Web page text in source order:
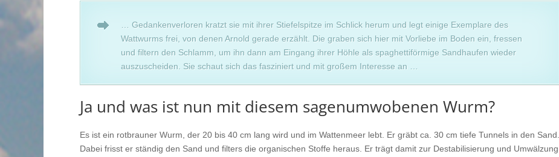
… Gedankenverloren kratzt sie mit ihrer Stiefelspitze im Schlick herum und legt einige Exemplare des
Wattwurms frei, von denen Arnold gerade erzählt. Die graben sich hier mit Vorliebe im Boden ein, fressen
und filtern den Schlamm, um ihn dann am Eingang ihrer Höhle als spaghettiförmige Sandhaufen wieder
auszuscheiden. Sie schaut sich das fasziniert und mit großem Interesse an …
Ja und was ist nun mit diesem sagenumwobenen Wurm?
Es ist ein rotbrauner Wurm, der 20 bis 40 cm lang wird und im Wattenmeer lebt. Er gräbt ca. 30 cm tiefe Tunnels in den Sand.
Dabei frisst er ständig den Sand und filters die organischen Stoffe heraus. Er trägt damit zur Destabilisierung und Umwälzung